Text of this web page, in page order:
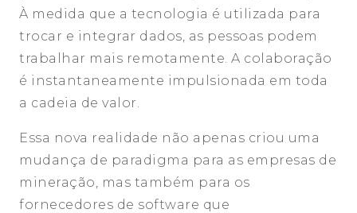
À medida que a tecnologia é utilizada para
trocar e integrar dados, as pessoas podem
trabalhar mais remotamente. A colaboração
é instantaneamente impulsionada em toda
a cadeia de valor.
Essa nova realidade não apenas criou uma
mudança de paradigma para as empresas de
mineração, mas também para os
fornecedores de software que